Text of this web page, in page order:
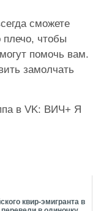
сможете
чтобы
помочь вам.
замолчать
в VK: ВИЧ+ Я
квир-эмигранта в